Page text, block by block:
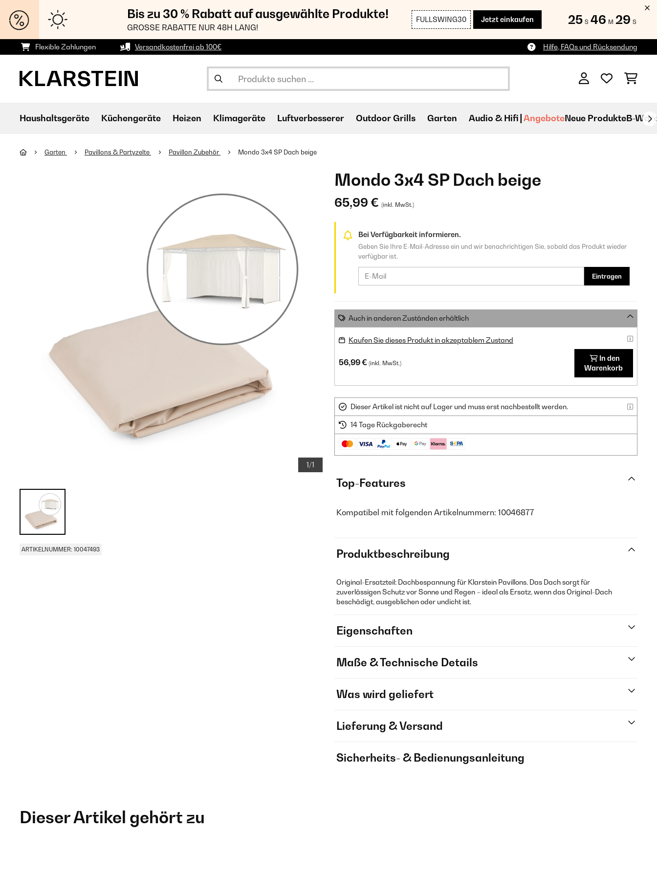
Bis zu 30 % Rabatt auf ausgewählte Produkte!
GROSSE RABATTE NUR 48H LANG!
FULLSWING30 Jetzt einkaufen 25 S 46 M 29 S
Flexible Zahlungen Versandkostenfrei ab 100€ Hilfe, FAQs und Rücksendung
Haushaltsgeräte Küchengeräte Heizen Klimageräte Luftverbesserer Outdoor Grills Garten Audio & Hifi AngeboteNeue ProdukteB-
Garten Pavillons & Partyzelte Pavillon Zubehör Mondo 3x4 SP Dach beige
1/1
ARTIKELNUMMER: 10047493
Mondo 3x4 SP Dach beige
65,99 € (inkl. MwSt.)
Bei Verfügbarkeit informieren.
Geben Sie Ihre E-Mail-Adresse ein und wir benachrichtigen Sie, sobald das Produkt wieder
verfügbar ist.
Eintragen
Auch in anderen Zuständen erhältlich
Kaufen Sie dieses Produkt in akzeptablem Zustand
56,99 € (inkl. MwSt.)
In den
Warenkorb
Dieser Artikel ist nicht auf Lager und muss erst nachbestellt werden.
14 Tage Rückgaberecht
Top-Features
Kompatibel mit folgenden Artikelnummern: 10046877
Produktbeschreibung
Original-Ersatzteil: Dachbespannung für Klarstein Pavillons. Das Dach sorgt für
zuverlässigen Schutz vor Sonne und Regen – ideal als Ersatz, wenn das Original-Dach
beschädigt, ausgeblichen oder undicht ist.
Eigenschaften
Maße & Technische Details
Was wird geliefert
Lieferung & Versand
Sicherheits- & Bedienungsanleitung
Dieser Artikel gehört zu